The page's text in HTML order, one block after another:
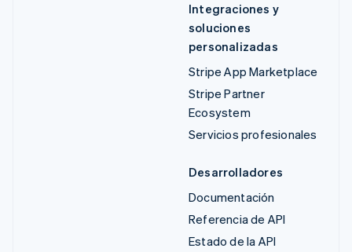
Integraciones y
soluciones
personalizadas
Stripe App Marketplace
Stripe Partner
Ecosystem
Servicios profesionales
Desarrolladores
Documentación
Referencia de API
Estado de la API